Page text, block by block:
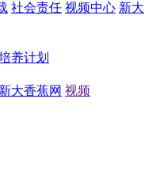
社会责任 视频中心 新大
养计划
大香蕉网 视频